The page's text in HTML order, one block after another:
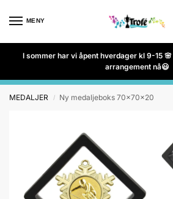
MENY
I sommer har vi åpent hverdager kl 9-15
arrangement nå😃
MEDALJER / Ny medaljeboks 70x70x20